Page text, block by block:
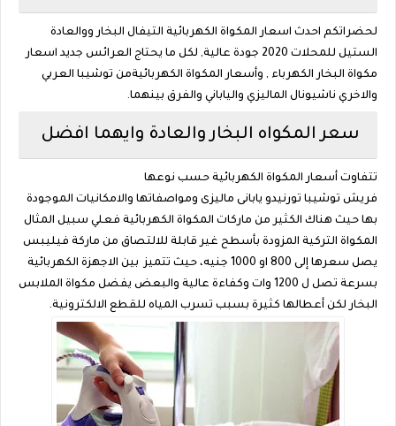
لحضراتكم احدث اسعار المكواة الكهربائية التيفال البخار ووالعادة
الستيل للمحلات 2020 جودة عالية, لكل ما يحتاج العرائس جديد اسعار
مكواة البخار الكهرباء , وأسعار المكواة الكهربائيةمن توشيبا العربي
والاخري ناشيونال الماليزي والياباني والفرق بينهما.
سعر المكواه البخار والعادة وايهما افضل
تتفاوت أسعار المكواة الكهربائية حسب نوعها
فريش توشيبا تورنيدو يابانى ماليزى ومواصفاتها والامكانيات الموجودة
بها حيث هناك الكثير من ماركات المكواة الكهربائية فعلي سبيل المثال
المكواة التركية المزودة بأسطح غير قابلة للالتصاق من ماركة فيليبس
يصل سعرها إلى 800 او 1000 جنيه، حيث تتميز بين الاجهزة الكهربائية
بسرعة تصل ل 1200 وات وكفاءة عالية والبعض يفضل مكواة الملابس
البخار لكن أعطالها كثيرة بسبب تسرب المياه للقطع الالكترونية.